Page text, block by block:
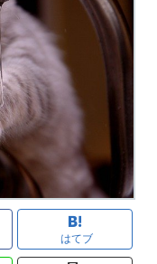
はてブ